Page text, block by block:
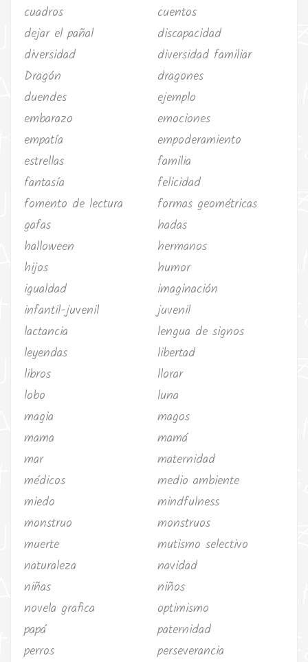
cuadros
cuentos
dejar el pañal
discapacidad
diversidad
diversidad familiar
Dragón
dragones
duendes
ejemplo
embarazo
emociones
empatía
empoderamiento
estrellas
familia
fantasía
felicidad
fomento de lectura
formas geométricas
gafas
hadas
halloween
hermanos
hijos
humor
igualdad
imaginación
infantil-juvenil
juvenil
lactancia
lengua de signos
leyendas
libertad
libros
llorar
lobo
luna
magia
magos
mama
mamá
mar
maternidad
médicos
medio ambiente
miedo
mindfulness
monstruo
monstruos
muerte
mutismo selectivo
naturaleza
navidad
niñas
niños
novela grafica
optimismo
papá
paternidad
perros
perseverancia